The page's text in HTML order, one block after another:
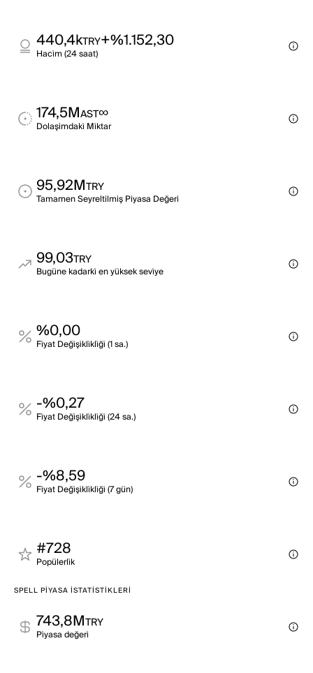
440,4kTRY+%1.152,30
Haci̇m (24 saat)
174,5MAST∞
Dolaşimdaki̇ Mi̇ktar
95,92MTRY
Tamamen Seyreltilmiş Piyasa Değeri
99,03TRY
Bugüne kadarki̇ en yüksek sevi̇ye
%0,00
Fi̇yat Deği̇şi̇kli̇kli̇ği̇ (1 sa.)
-%0,27
Fi̇yat Deği̇şi̇kli̇kli̇ği̇ (24 sa.)
-%8,59
Fi̇yat Deği̇şi̇kli̇kli̇ği̇ (7 gün)
#728
Popülerli̇k
SPELL PIYASA İSTATISTIKLERI
743,8MTRY
Pi̇yasa değeri̇